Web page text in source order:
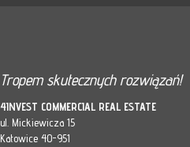
Tropem skutecznych rozwiązań!
4INVEST COMMERCIAL REAL ESTATE
ul. Mickiewicza 15
Katowice 40-951